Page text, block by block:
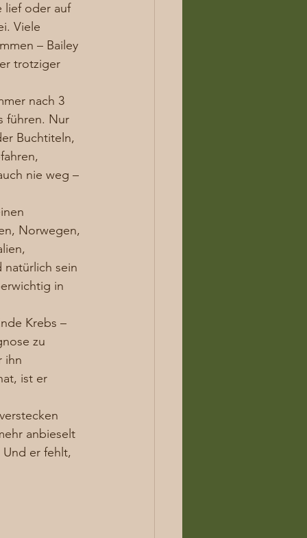
lief oder auf
Viele
– Bailey
trotziger
nach 3
führen. Nur
Buchtiteln,
nie weg –
Norwegen,
natürlich sein
in
Krebs –
zu
ihn
ist er
anbieselt
er fehlt,